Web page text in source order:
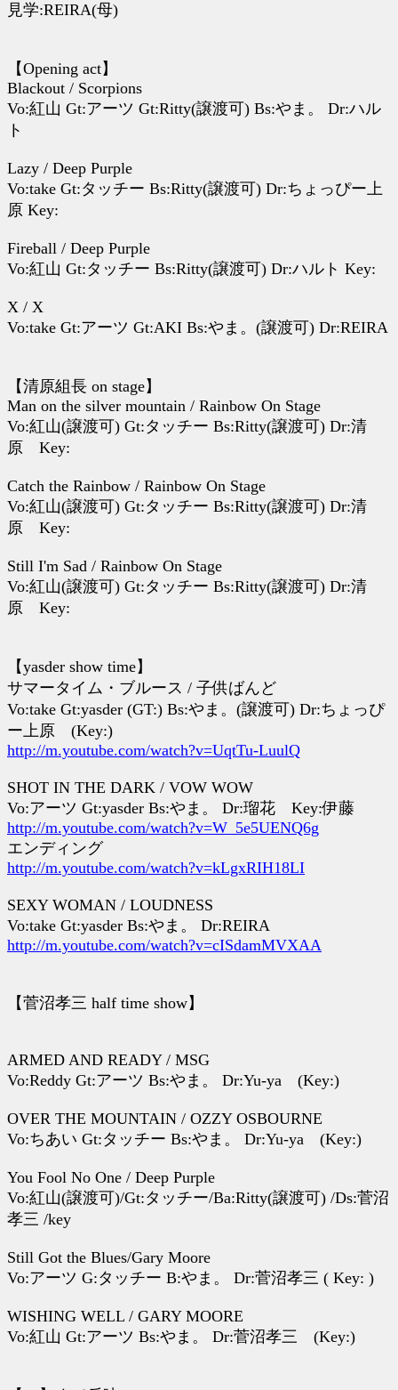
見学:REIRA(母)
【Opening act】
Blackout / Scorpions
Vo:紅山 Gt:アーツ Gt:Ritty(譲渡可) Bs:やま。 Dr:ハル
ト
Lazy / Deep Purple
Vo:take Gt:タッチー Bs:Ritty(譲渡可) Dr:ちょっぴー上
原 Key:
Fireball / Deep Purple
Vo:紅山 Gt:タッチー Bs:Ritty(譲渡可) Dr:ハルト Key:
X / X
Vo:take Gt:アーツ Gt:AKI Bs:やま。(譲渡可) Dr:REIRA
【清原組長 on stage】
Man on the silver mountain / Rainbow On Stage
Vo:紅山(譲渡可) Gt:タッチー Bs:Ritty(譲渡可) Dr:清
原 Key:
Catch the Rainbow / Rainbow On Stage
Vo:紅山(譲渡可) Gt:タッチー Bs:Ritty(譲渡可) Dr:清
原 Key:
Still I'm Sad / Rainbow On Stage
Vo:紅山(譲渡可) Gt:タッチー Bs:Ritty(譲渡可) Dr:清
原 Key:
【yasder show time】
サマータイム・ブルース / 子供ばんど
Vo:take Gt:yasder (GT:) Bs:やま。(譲渡可) Dr:ちょっぴ
ー上原 (Key:)
http://m.youtube.com/watch?v=UqtTu-LuulQ
SHOT IN THE DARK / VOW WOW
Vo:アーツ Gt:yasder Bs:やま。 Dr:瑠花 Key:伊藤
http://m.youtube.com/watch?v=W_5e5UENQ6g
エンディング
http://m.youtube.com/watch?v=kLgxRIH18LI
SEXY WOMAN / LOUDNESS
Vo:take Gt:yasder Bs:やま。 Dr:REIRA
http://m.youtube.com/watch?v=cISdamMVXAA
【菅沼孝三 half time show】
ARMED AND READY / MSG
Vo:Reddy Gt:アーツ Bs:やま。 Dr:Yu-ya (Key:)
OVER THE MOUNTAIN / OZZY OSBOURNE
Vo:ちあい Gt:タッチー Bs:やま。 Dr:Yu-ya (Key:)
You Fool No One / Deep Purple
Vo:紅山(譲渡可)/Gt:タッチー/Ba:Ritty(譲渡可) /Ds:菅沼
孝三 /key
Still Got the Blues/Gary Moore
Vo:アーツ G:タッチー B:やま。 Dr:菅沼孝三 ( Key: )
WISHING WELL / GARY MOORE
Vo:紅山 Gt:アーツ Bs:やま。 Dr:菅沼孝三 (Key:)